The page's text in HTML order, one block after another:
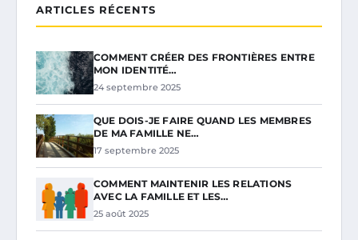
ARTICLES RÉCENTS
COMMENT CRÉER DES FRONTIÈRES ENTRE
MON IDENTITÉ…
24 septembre 2025
QUE DOIS-JE FAIRE QUAND LES MEMBRES
DE MA FAMILLE NE…
17 septembre 2025
COMMENT MAINTENIR LES RELATIONS
AVEC LA FAMILLE ET LES…
25 août 2025